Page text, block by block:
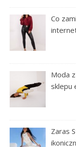
Co
Moda
sklepu
Zaras